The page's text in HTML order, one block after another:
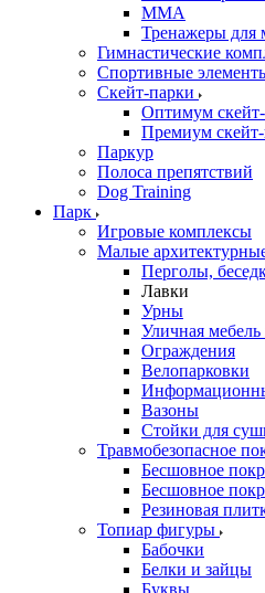
ММА
Тренажеры для
Гимнастические
Спортивные
Скейт-парки
Оптимум
Премиум
Паркур
Полоса препятствий
Dog Training
Парк
Игровые комплексы
Малые
Перголы,
Лавки
Урны
Уличная
Ограждения
Велопарковки
Вазоны
Стойки для
Травмобезопасное
Бесшовное
Бесшовное
Резиновая
Топиар фигуры
Бабочки
Белки и зайцы
Буквы